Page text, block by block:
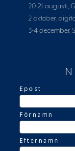
20-21 augusti,
2 oktober,
3-4 december,
Epost
Förnamn
Efternamn